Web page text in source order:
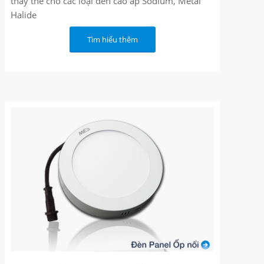
Halide
Tìm hiểu thêm